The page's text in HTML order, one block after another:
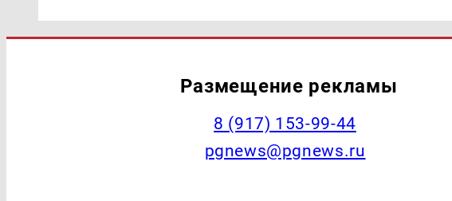
Размещение рекламы
‭8 (917) 153-99-44
pgnews@pgnews.ru